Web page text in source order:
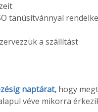
tanúsítvánnyal
a szállítást
naptárat, hogy
véve mikorra